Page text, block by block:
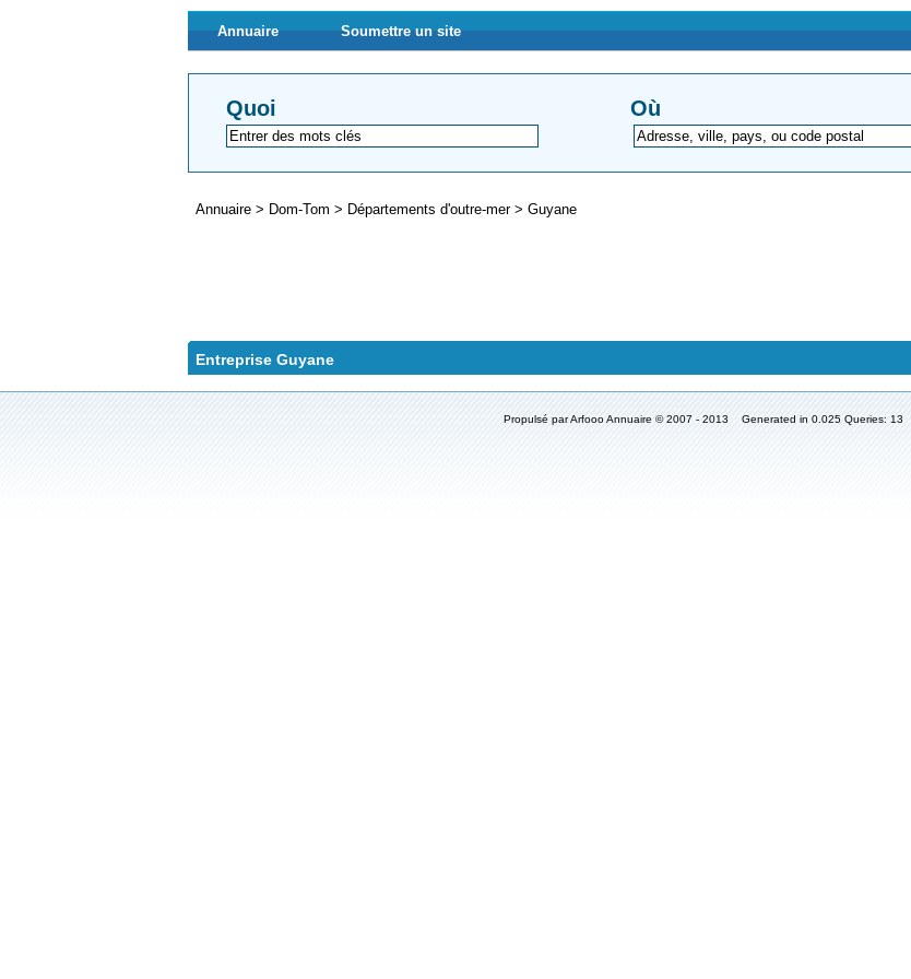
Annuaire Soumettre un site
Quoi Où
Annuaire > Dom-Tom > Départements d'outre-mer > Guyane
Entreprise Guyane
Propulsé parArfooo Annuaire© 2007 - 2013 Generated in 0.025 Queries: 13